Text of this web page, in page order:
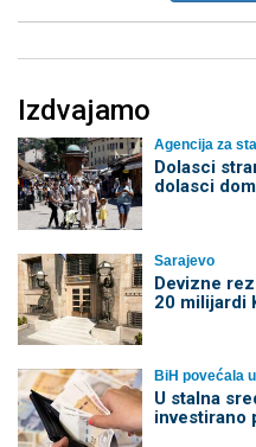
Izdvajamo
Agencija za
Dolasci
dolasci
Sarajevo
Devizne
20 milijardi
BiH povećala
U stalna
investirano